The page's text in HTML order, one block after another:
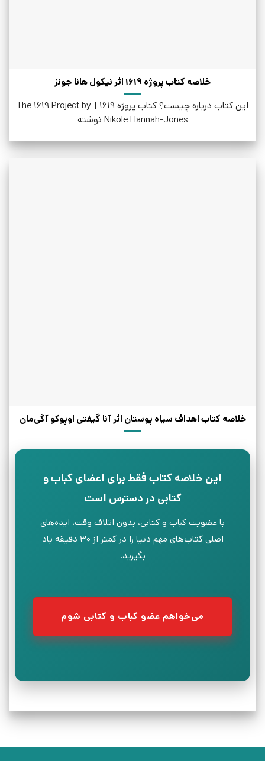
خلاصه کتاب پروژه 1619 اثر نیکول هانا جونز
این کتاب درباره چیست؟ کتاب پروژه‌ 1619 | The 1619 Project by
Nikole Hannah-Jones نوشته
خلاصه کتاب اهداف سیاه پوستان اثر آنا گیفتی اوپوکو آگی‌مان
این خلاصه کتاب فقط برای اعضای کباب و
کتابی در دسترس است
با عضویت کباب و کتابی، بدون اتلاف وقت، ایده‌های
اصلی کتاب‌های مهم دنیا را در کمتر از ۳۰ دقیقه یاد
بگیرید.
می‌خواهم عضو کباب و کتابی شوم